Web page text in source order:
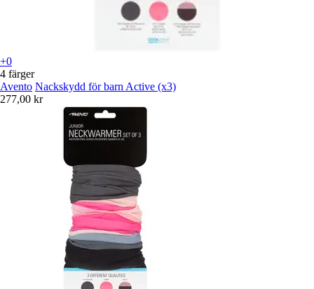
+0
4 färger
Avento Nackskydd för barn Active (x3)
277,00 kr